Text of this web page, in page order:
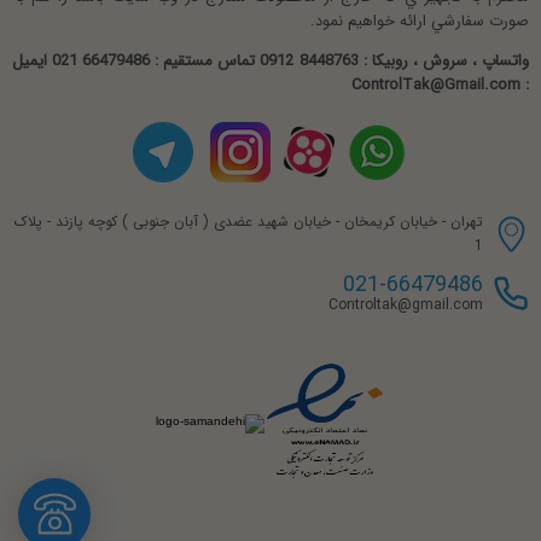
کیفیت بالا
قیمت مناسب
مدل : ---------------------------------- FMD 5W
کاربرد : ------------------------------- مایعات رسانا
سایز : --------------------- DN 1000 ~ DN 10
اتصال : -------------------------------- فلنجی DIN
حفاظت : -------------------------------------- IP 67
حفاظت IP
آپشن/تجهیزات
IP 67
نمایشگر/هارت و..
شادی
ممنون.خرید خوبی داشتم
صورت سفارشي ارائه خواهيم نمود.
واتساپ ، سروش ، روبیکا : 8448763 0912 تماس مستقیم : 66479486 021 ایمیل
: ControlTak@Gmail.com
تهران - خیابان کریمخان - خیابان شهید عضدی ( آبان جنوبی ) کوچه پازند - پلاک
1
021-66479486
Controltak@gmail.com